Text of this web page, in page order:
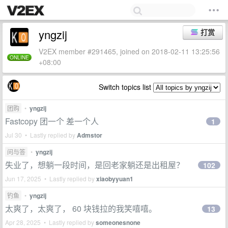
ONLINE
打赏
yngzij
V2EX member #291465, joined on 2018-02-11 13:25:56
+08:00
Switch topics list
团购 • yngzij
Fastcopy 团一个 差一个人
Jul 30 • Lastly replied byAdmstor
1
问与答 • yngzij
失业了，想躺一段时间，是回老家躺还是出租屋？
Jun 17, 2025 • Lastly replied byxiaobyyuan1
102
钓鱼 • yngzij
太爽了，太爽了， 60 块钱拉的我笑嘻嘻。
Apr 28, 2025 • Lastly replied bysomeonesnone
13